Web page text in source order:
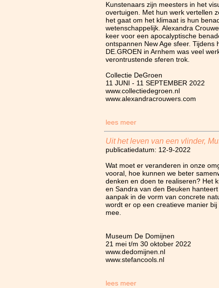
Kunstenaars zijn meesters in het
overtuigen. Met hun werk vertellen
het gaat om het klimaat is hun
wetenschappelijk. Alexandra
keer voor een apocalyptische
ontspannen New Age sfeer. Tijdens
DE.GROEN in Arnhem was veel
verontrustende sferen trok.
Collectie DeGroen
11 JUNI - 11 SEPTEMBER 2022
www.collectiedegroen.nl
www.alexandracrouwers.com
lees meer
Uit het leven van een vlinder,
publicatiedatum: 12-9-2022
Wat moet er veranderen in onze
vooral, hoe kunnen we beter
denken en doen te realiseren? Het
en Sandra van den Beuken
aanpak in de vorm van concrete
wordt er op een creatieve manier
mee.
Museum De Domijnen
21 mei t/m 30 oktober 2022
www.dedomijnen.nl
www.stefancools.nl
lees meer